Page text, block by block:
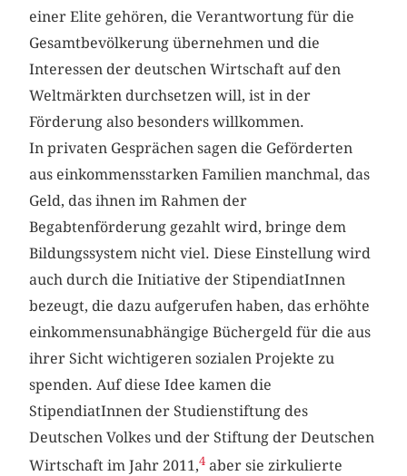
einer Elite gehören, die Verantwortung für die
Gesamtbevölkerung übernehmen und die
Interessen der deutschen Wirtschaft auf den
Weltmärkten durchsetzen will, ist in der
Förderung also besonders willkommen.
In privaten Gesprächen sagen die Geförderten
aus einkommensstarken Familien manchmal, das
Geld, das ihnen im Rahmen der
Begabtenförderung gezahlt wird, bringe dem
Bildungssystem nicht viel. Diese Einstellung wird
auch durch die Initiative der StipendiatInnen
bezeugt, die dazu aufgerufen haben, das erhöhte
einkommensunabhängige Büchergeld für die aus
ihrer Sicht wichtigeren sozialen Projekte zu
spenden. Auf diese Idee kamen die
StipendiatInnen der Studienstiftung des
Deutschen Volkes und der Stiftung der Deutschen
Wirtschaft im Jahr 2011,4 aber sie zirkulierte